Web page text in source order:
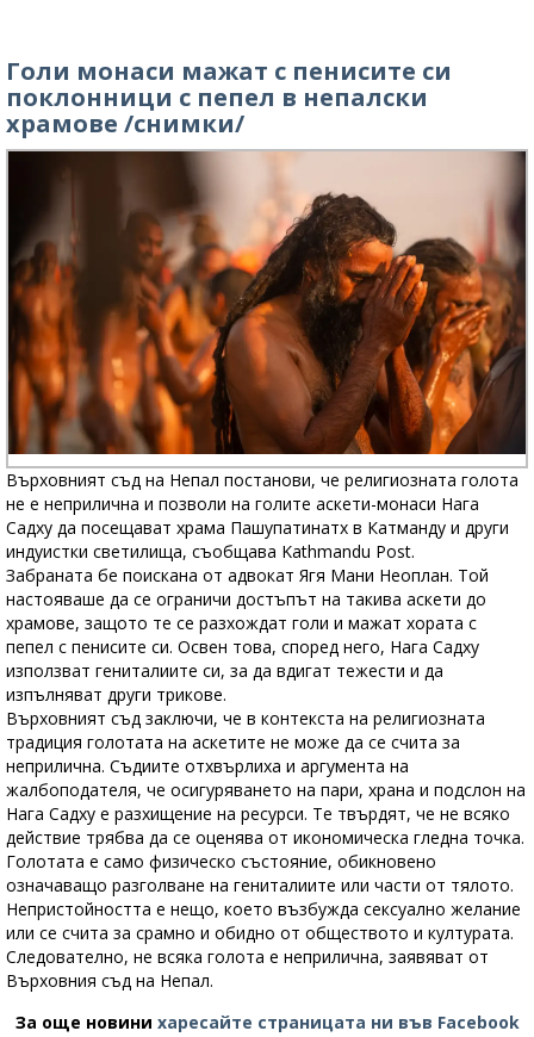
Голи монаси мажат с пенисите си
поклонници с пепел в непалски
храмове /снимки/
Върховният съд на Непал постанови, че религиозната голота
не е неприлична и позволи на голите аскети-монаси Нага
Садху да посещават храма Пашупатинатх в Катманду и други
индуистки светилища, съобщава Kathmandu Post.
Забраната бе поискана от адвокат Ягя Мани Неоплан. Той
настояваше да се ограничи достъпът на такива аскети до
храмове, защото те се разхождат голи и мажат хората с
пепел с пенисите си. Освен това, според него, Нага Садху
използват гениталиите си, за да вдигат тежести и да
изпълняват други трикове.
Върховният съд заключи, че в контекста на религиозната
традиция голотата на аскетите не може да се счита за
неприлична. Съдиите отхвърлиха и аргумента на
жалбоподателя, че осигуряването на пари, храна и подслон на
Нага Садху е разхищение на ресурси. Те твърдят, че не всяко
действие трябва да се оценява от икономическа гледна точка.
Голотата е само физическо състояние, обикновено
означаващо разголване на гениталиите или части от тялото.
Непристойността е нещо, което възбужда сексуално желание
или се счита за срамно и обидно от обществото и културата.
Следователно, не всяка голота е неприлична, заявяват от
Върховния съд на Непал.
За още новини харесайте страницата ни във Facebook